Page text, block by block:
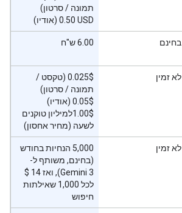
תמונה / סרטון)
‎0.50 USD (אודיו)
בחינם 6.00 ש"ח
לא זמין
‫0.025$ (טקסט /
תמונה / סרטון)
‫0.05$ (אודיו)
‫1.00$למיליון טוקנים
לשעה (מחיר אחסון)
לא זמין
‫5,000 הנחיות בחודש
(בחינם, משותף ל-
לכל 1,000 שאילתות
חיפוש